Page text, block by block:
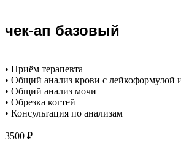
чек-ап базовый
• Приём терапевта
• Общий анализ крови с
• Общий анализ мочи
• Обрезка когтей
• Консультация по анализам
3500 ₽